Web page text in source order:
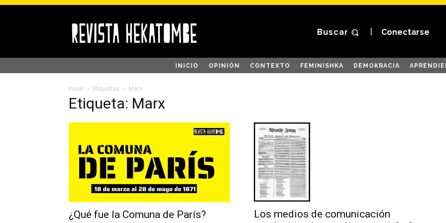
Buscar Conectarse
INICIO OPINIÓN CONTEXTO FEMINISHKA DEMOKRACIA
Inicio Etiquetas Marx
Etiqueta: Marx
¿Qué fue la Comuna de París?
Los medios de comunicación